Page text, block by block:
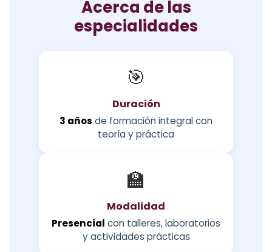
Acerca de las
especialidades
🎯
Duración
3 años de formación integral con
teoría y práctica
🏫
Modalidad
Presencial con talleres, laboratorios
y actividades prácticas